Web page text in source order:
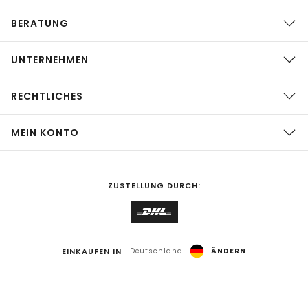
BERATUNG
UNTERNEHMEN
RECHTLICHES
MEIN KONTO
ZUSTELLUNG DURCH:
EINKAUFEN IN Deutschland ÄNDERN